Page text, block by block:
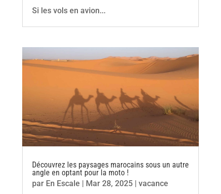
Si les vols en avion...
Découvrez les paysages marocains sous un autre
angle en optant pour la moto !
par En Escale | Mar 28, 2025| vacance